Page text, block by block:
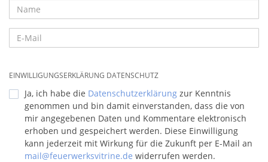
EINWILLIGUNGSERKLÄRUNG DATENSCHUTZ
Ja, ich habe die Datenschutzerklärung zur Kenntnis
genommen und bin damit einverstanden, dass die von
mir angegebenen Daten und Kommentare elektronisch
erhoben und gespeichert werden. Diese Einwilligung
kann jederzeit mit Wirkung für die Zukunft per E-Mail an
mail@feuerwerksvitrine.de widerrufen werden.